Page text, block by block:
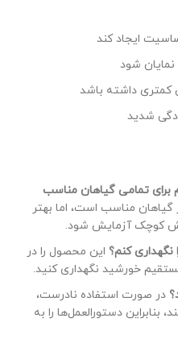
ایجاد کند
شود
کمتری داشته باشد
شدید
برای تمامی گیاهان مناسب
گیاهان مناسب است، اما بهتر
کوچک آزمایش شود.
کنم؟ این محصول را در
خورشید نگهداری کنید.
در صورت استفاده نادرست،
دستورالعمل‌ها را به